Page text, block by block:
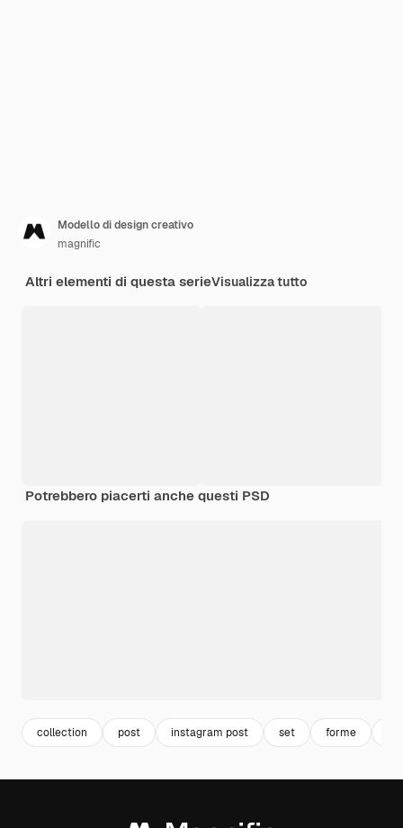
Modello di design creativo
magnific
Altri elementi di questa serieVisualizza tutto
Potrebbero piacerti anche questi PSD
collection post instagram post set forme